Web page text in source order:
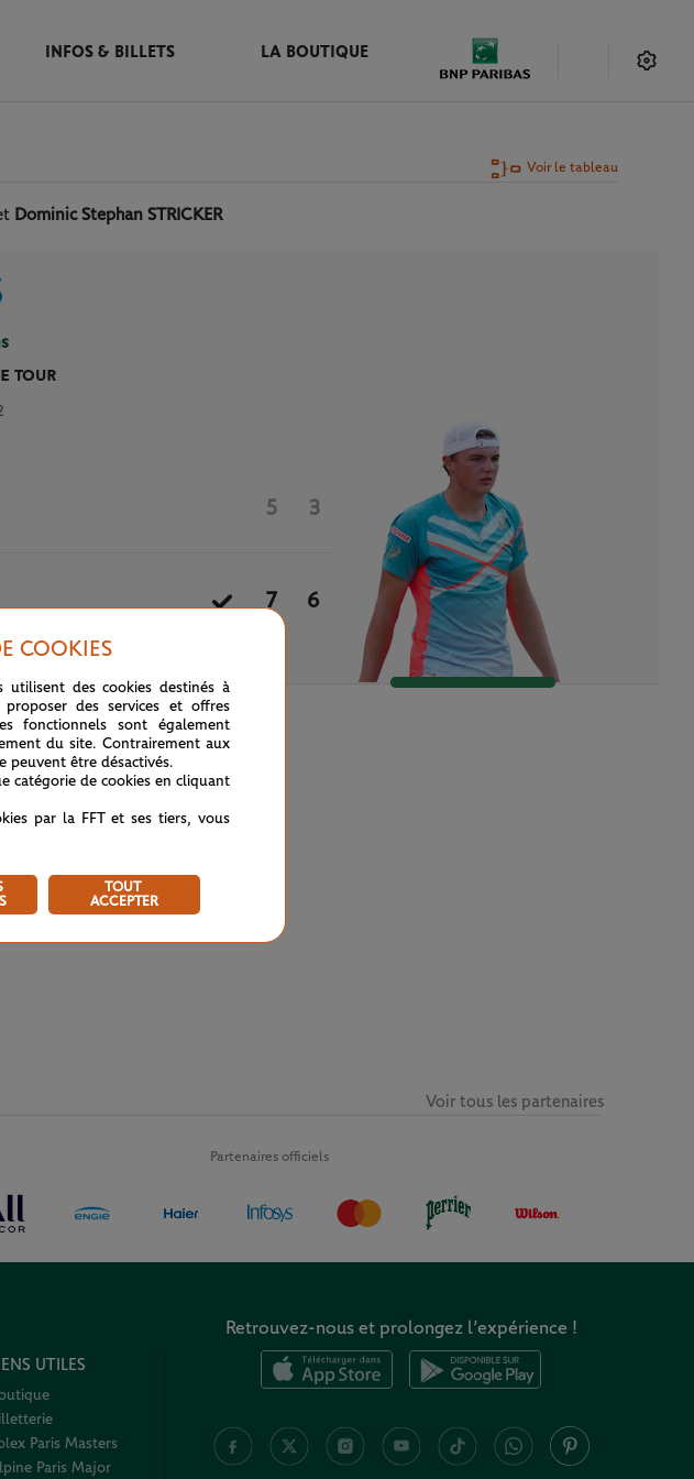
INFOS & BILLETS LA BOUTIQUE
Voir le tableau
Dominic Stephan STRICKER
TOUR
5 3
7 6
Partenaires officiels
Voir tous les partenaires
UTILES
Paris Masters
Paris Major
Retrouvez-nous et prolongez l’expérience !
COOKIES
utilisent des cookies destinés à
des services et offres
fonctionnels sont également
du site. Contrairement aux
peuvent être désactivés.
catégorie de cookies en cliquant
par la FFT et ses tiers, vous
TOUT
ACCEPTER